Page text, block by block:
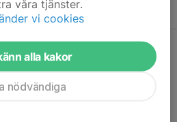
våra tjänster.
vi cookies
alla kakor
nödvändiga